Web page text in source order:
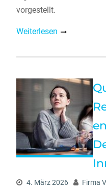
vorgestellt.
Weiterlesen
4. März 2026
Firma